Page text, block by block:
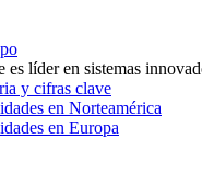
es líder en sistemas
y cifras clave
en Norteamérica
en Europa